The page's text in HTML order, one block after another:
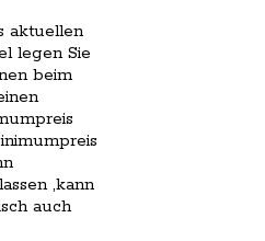
aktuellen
legen Sie
beim
,kann
auch